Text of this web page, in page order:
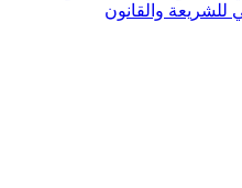
للشريعة والقانون